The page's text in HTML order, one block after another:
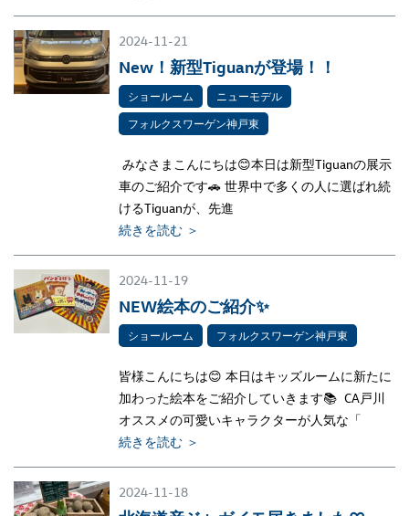
2024-11-21
New！新型Tiguanが登場！！
ショールーム
ニューモデル
フォルクスワーゲン神戸東
みなさまこんにちは😊本日は新型Tiguanの展示
車のご紹介です🚗 世界中で多くの人に選ばれ続
けるTiguanが、先進
続きを読む ＞
2024-11-19
NEW絵本のご紹介✨
ショールーム フォルクスワーゲン神戸東
皆様こんにちは😊 本日はキッズルームに新たに
加わった絵本をご紹介していきます📚 CA戸川
オススメの可愛いキャラクターが人気な「
続きを読む ＞
2024-11-18